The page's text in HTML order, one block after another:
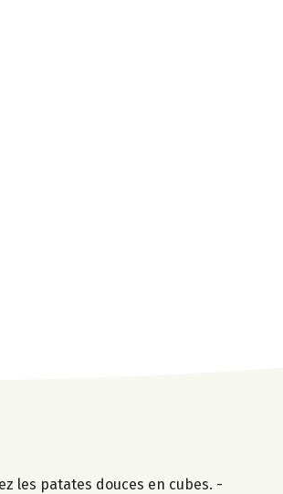
les patates douces en cubes. -